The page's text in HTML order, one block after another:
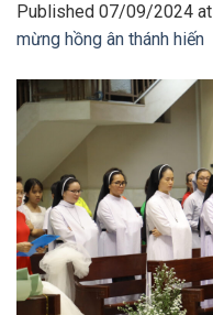
Published 07/09/2024 at
mừng hồng ân thánh hiến